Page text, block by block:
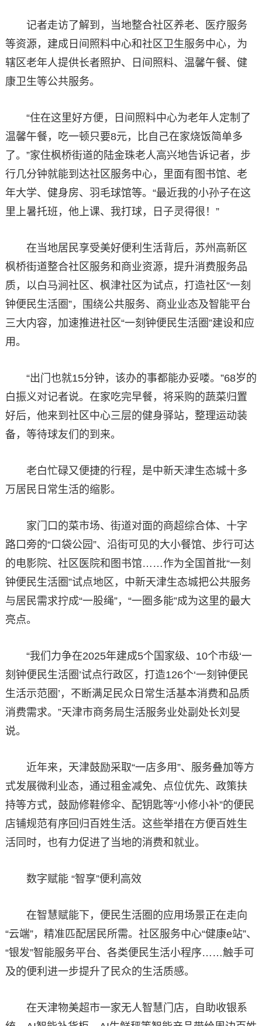
记者走访了解到，当地整合社区养老、医疗服务
等资源，建成日间照料中心和社区卫生服务中心，为
辖区老年人提供长者照护、日间照料、温馨午餐、健
康卫生等公共服务。
“住在这里好方便，日间照料中心为老年人定制了
温馨午餐，吃一顿只要8元，比自己在家烧饭简单多
了。”家住枫桥街道的陆金珠老人高兴地告诉记者，步
行几分钟就能到达社区服务中心，里面有图书馆、老
年大学、健身房、羽毛球馆等。“最近我的小孙子在这
里上暑托班，他上课、我打球，日子灵得很！”
在当地居民享受美好便利生活背后，苏州高新区
枫桥街道整合社区服务和商业资源，提升消费服务品
质，以白马涧社区、枫津社区为试点，打造社区“一刻
钟便民生活圈”，围绕公共服务、商业业态及智能平台
三大内容，加速推进社区“一刻钟便民生活圈”建设和应
用。
“出门也就15分钟，该办的事都能办妥喽。”68岁的
白振义对记者说。在家吃完早餐，将采购的蔬菜归置
好后，他来到社区中心三层的健身驿站，整理运动装
备，等待球友们的到来。
老白忙碌又便捷的行程，是中新天津生态城十多
万居民日常生活的缩影。
家门口的菜市场、街道对面的商超综合体、十字
路口旁的“口袋公园”、沿街可见的大小餐馆、步行可达
的电影院、社区医院和图书馆……作为全国首批“一刻
钟便民生活圈”试点地区，中新天津生态城把公共服务
与居民需求拧成“一股绳”，“一圈多能”成为这里的最大
亮点。
“我们力争在2025年建成5个国家级、10个市级‘一
刻钟便民生活圈’试点行政区，打造126个‘一刻钟便民
生活示范圈’，不断满足民众日常生活基本消费和品质
消费需求。”天津市商务局生活服务业处副处长刘旻
说。
近年来，天津鼓励采取“一店多用”、服务叠加等方
式发展微利业态，通过租金减免、点位优先、政策扶
持等方式，鼓励修鞋修伞、配钥匙等“小修小补”的便民
店铺规范有序回归百姓生活。这些举措在方便百姓生
活同时，也有力促进了当地的消费和就业。
数字赋能 “智享”便利高效
在智慧赋能下，便民生活圈的应用场景正在走向
“云端”，精准匹配居民所需。社区服务中心“健康e站”、
“银发”智能服务平台、各类便民生活小程序……触手可
及的便利进一步提升了民众的生活质感。
在天津物美超市一家无人智慧门店，自助收银系